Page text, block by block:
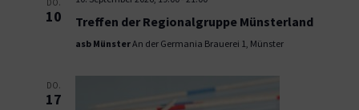
DO.
10 Treffen der Regionalgruppe Münsterland
asb MünsterAn der Germania Brauerei 1, Münster
DO.
17